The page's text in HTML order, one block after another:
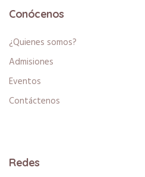
Conócenos
¿Quienes somos?
Admisiones
Eventos
Contáctenos
Redes